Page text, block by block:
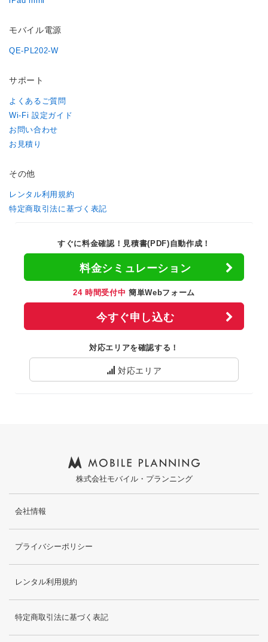
モバイル電源
QE-PL202-W
サポート
よくあるご質問
Wi-Fi 設定ガイド
お問い合わせ
お見積り
その他
レンタル利用規約
特定商取引法に基づく表記
すぐに料金確認！見積書(PDF)自動作成！
料金シミュレーション
24 時間受付中 簡単Webフォーム
今すぐ申し込む
対応エリアを確認する！
対応エリア
株式会社モバイル・プランニング
会社情報
プライバシーポリシー
レンタル利用規約
特定商取引法に基づく表記